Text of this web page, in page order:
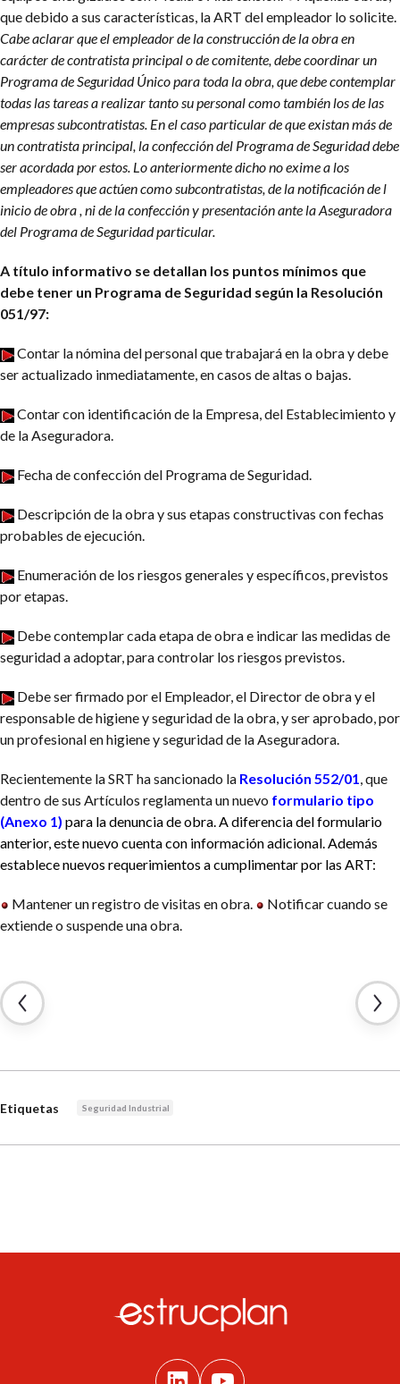
que debido a sus características, la ART del empleador lo solicite.
Cabe aclarar que el empleador de la construcción de la obra en
carácter de contratista principal o de comitente, debe coordinar un
Programa de Seguridad Único para toda la obra, que debe contemplar
todas las tareas a realizar tanto su personal como también los de las
empresas subcontratistas. En el caso particular de que existan más de
un contratista principal, la confección del Programa de Seguridad debe
ser acordada por estos. Lo anteriormente dicho no exime a los
empleadores que actúen como subcontratistas, de la notificación de l
inicio de obra , ni de la confección y presentación ante la Aseguradora
del Programa de Seguridad particular.
A título informativo se detallan los puntos mínimos que
debe tener un Programa de Seguridad según la Resolución
051/97:
Contar la nómina del personal que trabajará en la obra y debe
ser actualizado inmediatamente, en casos de altas o bajas.
Contar con identificación de la Empresa, del Establecimiento y
de la Aseguradora.
Fecha de confección del Programa de Seguridad.
Descripción de la obra y sus etapas constructivas con fechas
probables de ejecución.
Enumeración de los riesgos generales y específicos, previstos
por etapas.
Debe contemplar cada etapa de obra e indicar las medidas de
seguridad a adoptar, para controlar los riesgos previstos.
Debe ser firmado por el Empleador, el Director de obra y el
responsable de higiene y seguridad de la obra, y ser aprobado, por
un profesional en higiene y seguridad de la Aseguradora.
Recientemente la SRT ha sancionado la Resolución 552/01, que
dentro de sus Artículos reglamenta un nuevo formulario tipo
(Anexo 1) para la denuncia de obra. A diferencia del formulario
anterior, este nuevo cuenta con información adicional. Además
establece nuevos requerimientos a cumplimentar por las ART:
Mantener un registro de visitas en obra.
Notificar cuando se
extiende o suspende una obra.
Etiquetas Seguridad Industrial